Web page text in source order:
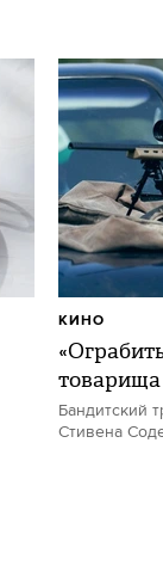
Бандитский
Стивена
КИНО